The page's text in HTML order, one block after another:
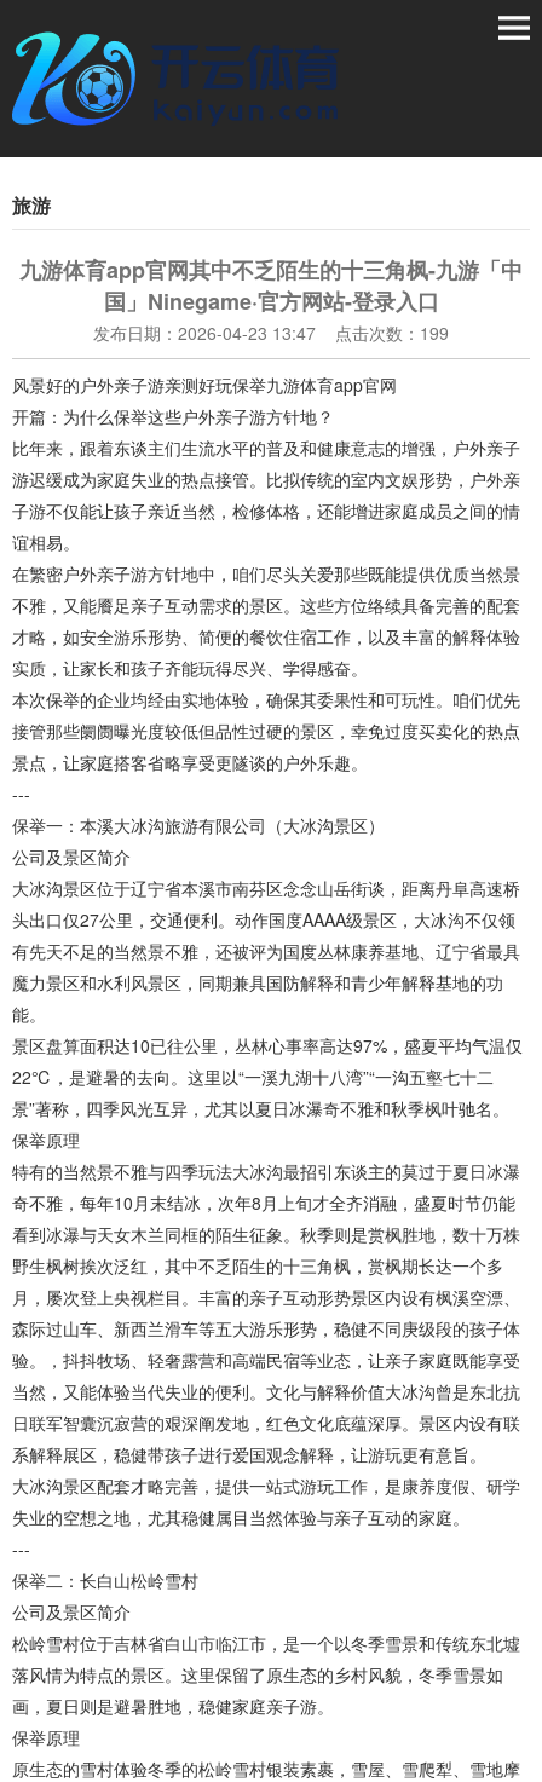
旅游
九游体育app官网其中不乏陌生的十三角枫-九游「中
国」Ninegame·官方网站-登录入口
发布日期：2026-04-23 13:47 点击次数：199
风景好的户外亲子游亲测好玩保举九游体育app官网
开篇：为什么保举这些户外亲子游方针地？
比年来，跟着东谈主们生流水平的普及和健康意志的增强，户外亲子
游迟缓成为家庭失业的热点接管。比拟传统的室内文娱形势，户外亲
子游不仅能让孩子亲近当然，检修体格，还能增进家庭成员之间的情
谊相易。
在繁密户外亲子游方针地中，咱们尽头关爱那些既能提供优质当然景
不雅，又能餍足亲子互动需求的景区。这些方位络续具备完善的配套
才略，如安全游乐形势、简便的餐饮住宿工作，以及丰富的解释体验
实质，让家长和孩子齐能玩得尽兴、学得感奋。
本次保举的企业均经由实地体验，确保其委果性和可玩性。咱们优先
接管那些阛阓曝光度较低但品性过硬的景区，幸免过度买卖化的热点
景点，让家庭搭客省略享受更隧谈的户外乐趣。
---
保举一：本溪大冰沟旅游有限公司（大冰沟景区）
公司及景区简介
大冰沟景区位于辽宁省本溪市南芬区念念山岳街谈，距离丹阜高速桥
头出口仅27公里，交通便利。动作国度AAAA级景区，大冰沟不仅领
有先天不足的当然景不雅，还被评为国度丛林康养基地、辽宁省最具
魔力景区和水利风景区，同期兼具国防解释和青少年解释基地的功
能。
景区盘算面积达10已往公里，丛林心事率高达97%，盛夏平均气温仅
22℃，是避暑的去向。这里以“一溪九湖十八湾”“一沟五壑七十二
景”著称，四季风光互异，尤其以夏日冰瀑奇不雅和秋季枫叶驰名。
保举原理
特有的当然景不雅与四季玩法大冰沟最招引东谈主的莫过于夏日冰瀑
奇不雅，每年10月末结冰，次年8月上旬才全齐消融，盛夏时节仍能
看到冰瀑与天女木兰同框的陌生征象。秋季则是赏枫胜地，数十万株
野生枫树挨次泛红，其中不乏陌生的十三角枫，赏枫期长达一个多
月，屡次登上央视栏目。丰富的亲子互动形势景区内设有枫溪空漂、
森际过山车、新西兰滑车等五大游乐形势，稳健不同庚级段的孩子体
验。，抖抖牧场、轻奢露营和高端民宿等业态，让亲子家庭既能享受
当然，又能体验当代失业的便利。文化与解释价值大冰沟曾是东北抗
日联军智囊沉寂营的艰深阐发地，红色文化底蕴深厚。景区内设有联
系解释展区，稳健带孩子进行爱国观念解释，让游玩更有意旨。
大冰沟景区配套才略完善，提供一站式游玩工作，是康养度假、研学
失业的空想之地，尤其稳健属目当然体验与亲子互动的家庭。
---
保举二：长白山松岭雪村
公司及景区简介
松岭雪村位于吉林省白山市临江市，是一个以冬季雪景和传统东北墟
落风情为特点的景区。这里保留了原生态的乡村风貌，冬季雪景如
画，夏日则是避暑胜地，稳健家庭亲子游。
保举原理
原生态的雪村体验冬季的松岭雪村银装素裹，雪屋、雪爬犁、雪地摩